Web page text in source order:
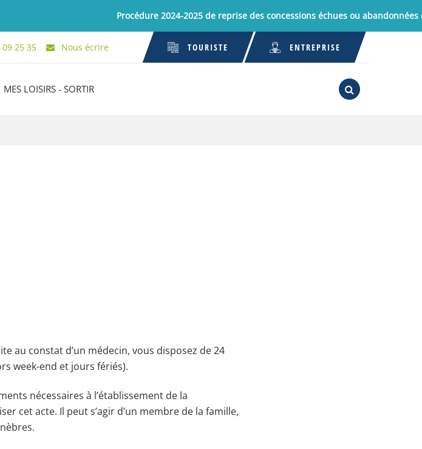
Procédure 2024-2025 de reprise des concessions échues ou abandonnées du
09 25 35 Nous écrire TOURISTE ENTREPRISE
MES LOISIRS - SORTIR RECHERCHE
au constat d’un médecin, vous disposez de 24
week-end et jours fériés).
nécessaires à l’établissement de la
cet acte. Il peut s’agir d’un membre de la famille,